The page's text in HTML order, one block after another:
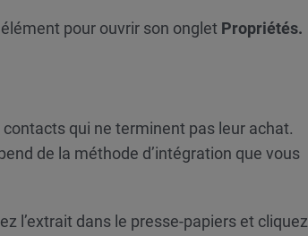
pour ouvrir son onglet Propriétés.
contacts qui ne terminent pas leur achat.
de la méthode d’intégration que vous
l’extrait dans le presse-papiers et cliquez